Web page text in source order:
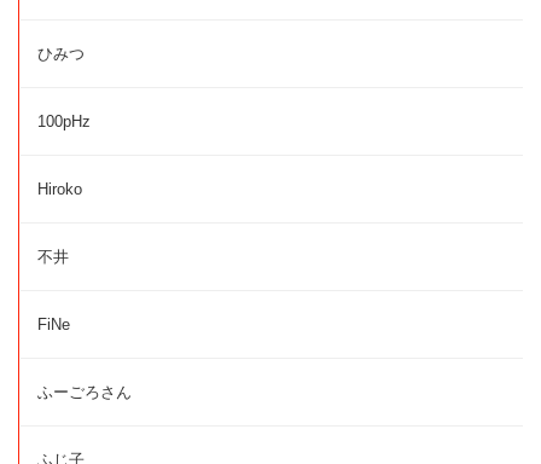
ひみつ
100pHz
Hiroko
不井
FiNe
ふーごろさん
ふじ子